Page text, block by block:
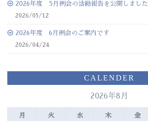
2026年度 5月例会の活動報告を公開しました
2026/05/12
2026年度 6月例会のご案内です
2026/04/24
CALENDER
2026年8月
月 火 水 木 金